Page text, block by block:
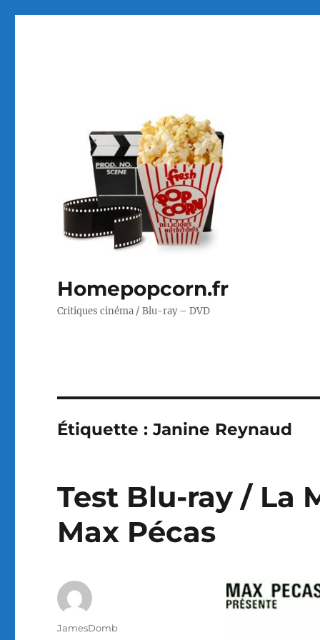
Homepopcorn.fr
Critiques cinéma / Blu-ray – DVD
Étiquette :Janine Reynaud
Test Blu-ray / La
Max Pécas
Auteur
JamesDomb